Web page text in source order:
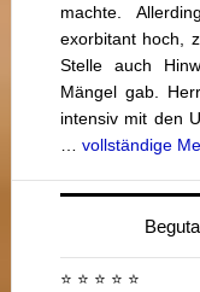
machte.
exorbitant hoch,
Stelle auch
Mängel gab.
intensiv mit den
vollständige
⭐ ⭐ ⭐ ⭐ ⭐